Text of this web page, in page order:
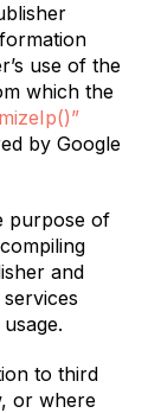
use of the
which the
by Google
purpose of
and
to third
or where